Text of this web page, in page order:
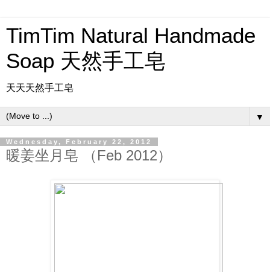
TimTim Natural Handmade
Soap 天然手工皂
天天天然手工皂
▼
Wednesday, February 22, 2012
暖姜坐月皂 （Feb 2012）